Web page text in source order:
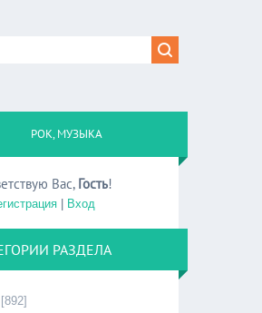
РОК, МУЗЫКА
Вас, Гость!
| Вход
РАЗДЕЛА
[892]